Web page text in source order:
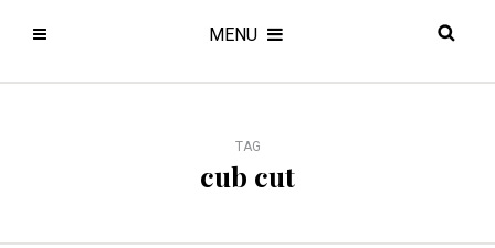
MENU
TAG
cub cut